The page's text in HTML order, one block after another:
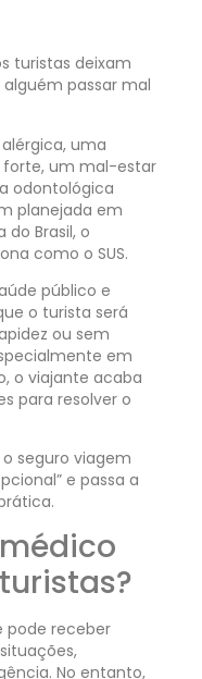
turistas deixam
passar mal
uma
um mal-estar
odontológica
planejada em
do Brasil, o
como o SUS.
público e
o turista será
ou sem
em
o viajante acaba
para resolver o
seguro viagem
e passa a
pode receber
No entanto,